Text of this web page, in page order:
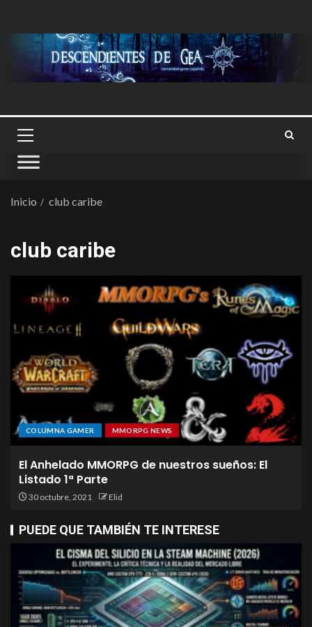
Inicio club caribe
club caribe
COLUMNA GAMER MMORPG NEWS
El Anhelado MMORPG de nuestros sueños: El
Listado 1ª Parte
30 octubre, 2021 Elid
PUEDE QUE TAMBIÉN TE INTERESE